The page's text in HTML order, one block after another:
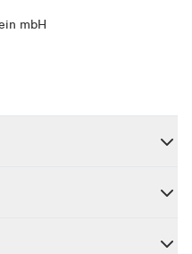
mbH